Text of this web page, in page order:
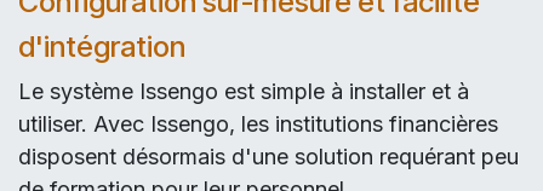
d'intégration
Le système Issengo est simple à installer et à
utiliser. Avec Issengo, les institutions financières
disposent désormais d'une solution requérant peu